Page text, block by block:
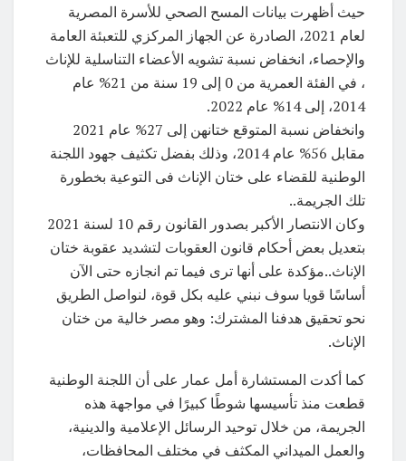
حيث أظهرت بيانات المسح الصحي للأسرة المصرية
لعام 2021، الصادرة عن الجهاز المركزي للتعبئة العامة
والإحصاء، انخفاض نسبة تشويه الأعضاء التناسلية للإناث
، في الفئة العمرية من 0 إلى 19 سنة من 21%؜ عام
2014، إلى 14% عام 2022.
وانخفاض نسبة المتوقع ختانهن إلى 27% عام 2021
مقابل 56% عام 2014، وذلك بفضل تكثيف جهود اللجنة
الوطنية للقضاء على ختان الإناث فى التوعية بخطورة
تلك الجريمة..
وكان الانتصار الأكبر بصدور القانون رقم 10 لسنة 2021
بتعديل بعض أحكام قانون العقوبات لتشديد عقوبة ختان
الإناث..مؤكدة على أنها ترى فيما تم انجازه حتى الآن
أساسًا قويا سوف نبني عليه بكل قوة، لنواصل الطريق
نحو تحقيق هدفنا المشترك: وهو مصر خالية من ختان
الإناث.
كما أكدت المستشارة أمل عمار على أن اللجنة الوطنية
قطعت منذ تأسيسها شوطًا كبيرًا في مواجهة هذه
الجريمة، من خلال توحيد الرسائل الإعلامية والدينية،
والعمل الميداني المكثف في مختلف المحافظات،